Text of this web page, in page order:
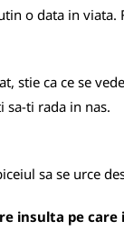
o data in
stie ca ce se
sa-ti rada in nas.
sa se urce
insulta pe care